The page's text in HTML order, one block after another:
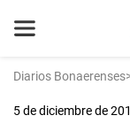
Diarios Bonaerenses
5 de diciembre de